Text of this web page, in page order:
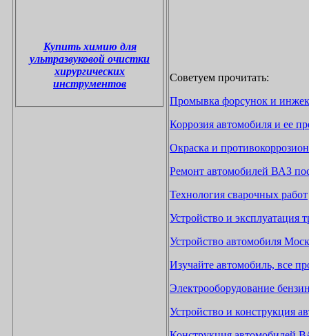
Купить химию для
ультразвуковой очистки
хирургических
инструментов
Советуем прочитать:
Промывка форсунок и
Коррозия автомобиля и ее
Окраска и
Ремонт автомобилей ВАЗ
Технология сварочных работ
Устройство и эксплуатация
Устройство автомобиля
Изучайте автомобиль, все
Электрооборудование
Устройство и конструкция